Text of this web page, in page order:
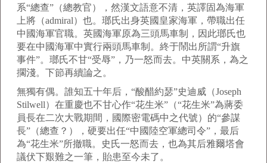
系“總查”（總教官），然漢文語意不清，英譯固為海軍
上將（admiral）也。瑯氏出身英國皇家海軍，帶職出任
中國海軍官職。英國海軍原為三頭馬車制，因此瑯氏也
要在中國海軍中實行兩頭馬車制。終于鬧出所謂“升旗
事件”。瑯氏不甘“受辱”，乃一怒而去。中英關系，為之
擱淺。下節再續論之。
無獨有偶。誰知五十年后，“酸醋約瑟”史迪威（Joseph
Stilwell）在重慶也不甘心作“花生米”（“花生米”為蔣委
員長在二次大戰期間，國際密電碼中之代號）的“參謀
長”（總查？），硬要出任“中國陸空軍總司令”，最后
為“花生米”所撤職。史氏一怒而去，也為其后雅爾塔會
議伏下艱難之一筆，貽患至今未了。